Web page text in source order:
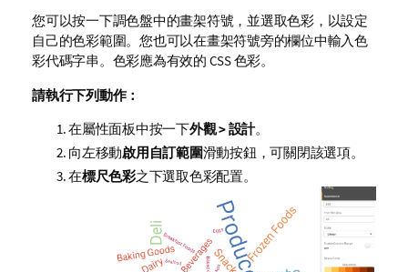
您可以按一下調色盤中的畫架符號，並選取色彩，以設定
自己的色彩範圍。您也可以在畫架符號旁的欄位中輸入色
彩代碼字串。色彩應為有效的 CSS色彩。
請執行下列動作：
在屬性面板中按一下外觀 > 設計。
向左移動啟用自訂範圍滑動按鈕，可關閉該選項。
在標尺色彩之下選取色彩配置。